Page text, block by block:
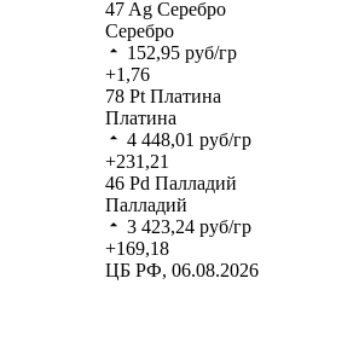
47 Ag Серебро
Серебро
152,95 руб/гр
+1,76
78 Pt Платина
Платина
4 448,01 руб/гр
+231,21
46 Pd Палладий
Палладий
3 423,24 руб/гр
+169,18
ЦБ РФ, 06.08.2026